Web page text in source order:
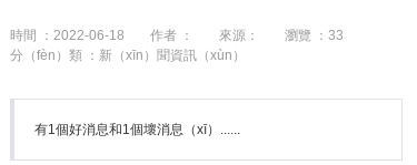
聯係
時間 ：2022-06-18 作者 ： 來源： 瀏覽 ：33
分（fèn）類 ：新（xīn）聞資訊（xùn）
有1個好消息和1個壞消息（xī）......